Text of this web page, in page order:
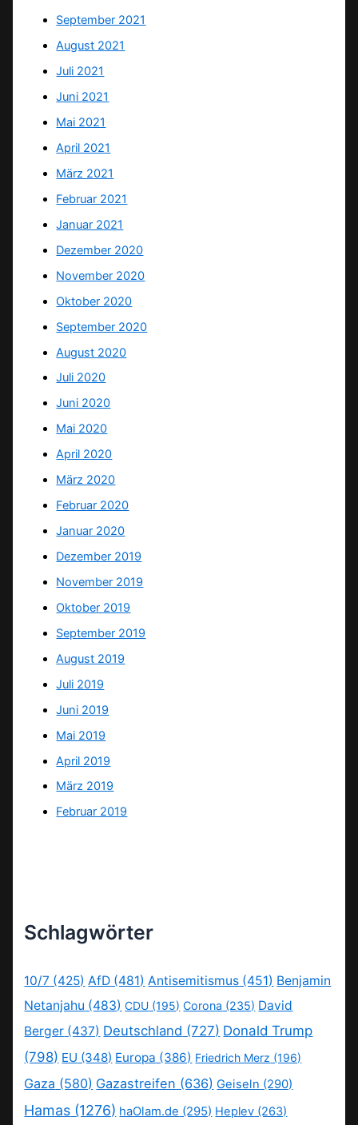
September 2021
August 2021
Juli 2021
Juni 2021
Mai 2021
April 2021
März 2021
Februar 2021
Januar 2021
Dezember 2020
November 2020
Oktober 2020
September 2020
August 2020
Juli 2020
Juni 2020
Mai 2020
April 2020
März 2020
Februar 2020
Januar 2020
Dezember 2019
November 2019
Oktober 2019
September 2019
August 2019
Juli 2019
Juni 2019
Mai 2019
April 2019
März 2019
Februar 2019
Schlagwörter
10/7 (425) AfD (481) Antisemitismus (451) Benjamin
Netanjahu (483) CDU (195) Corona (235) David
Berger (437) Deutschland (727) Donald Trump
(798) EU (348) Europa (386) Friedrich Merz (196)
Gaza (580) Gazastreifen (636) Geiseln (290)
Hamas (1276) haOlam.de (295) Heplev (263)